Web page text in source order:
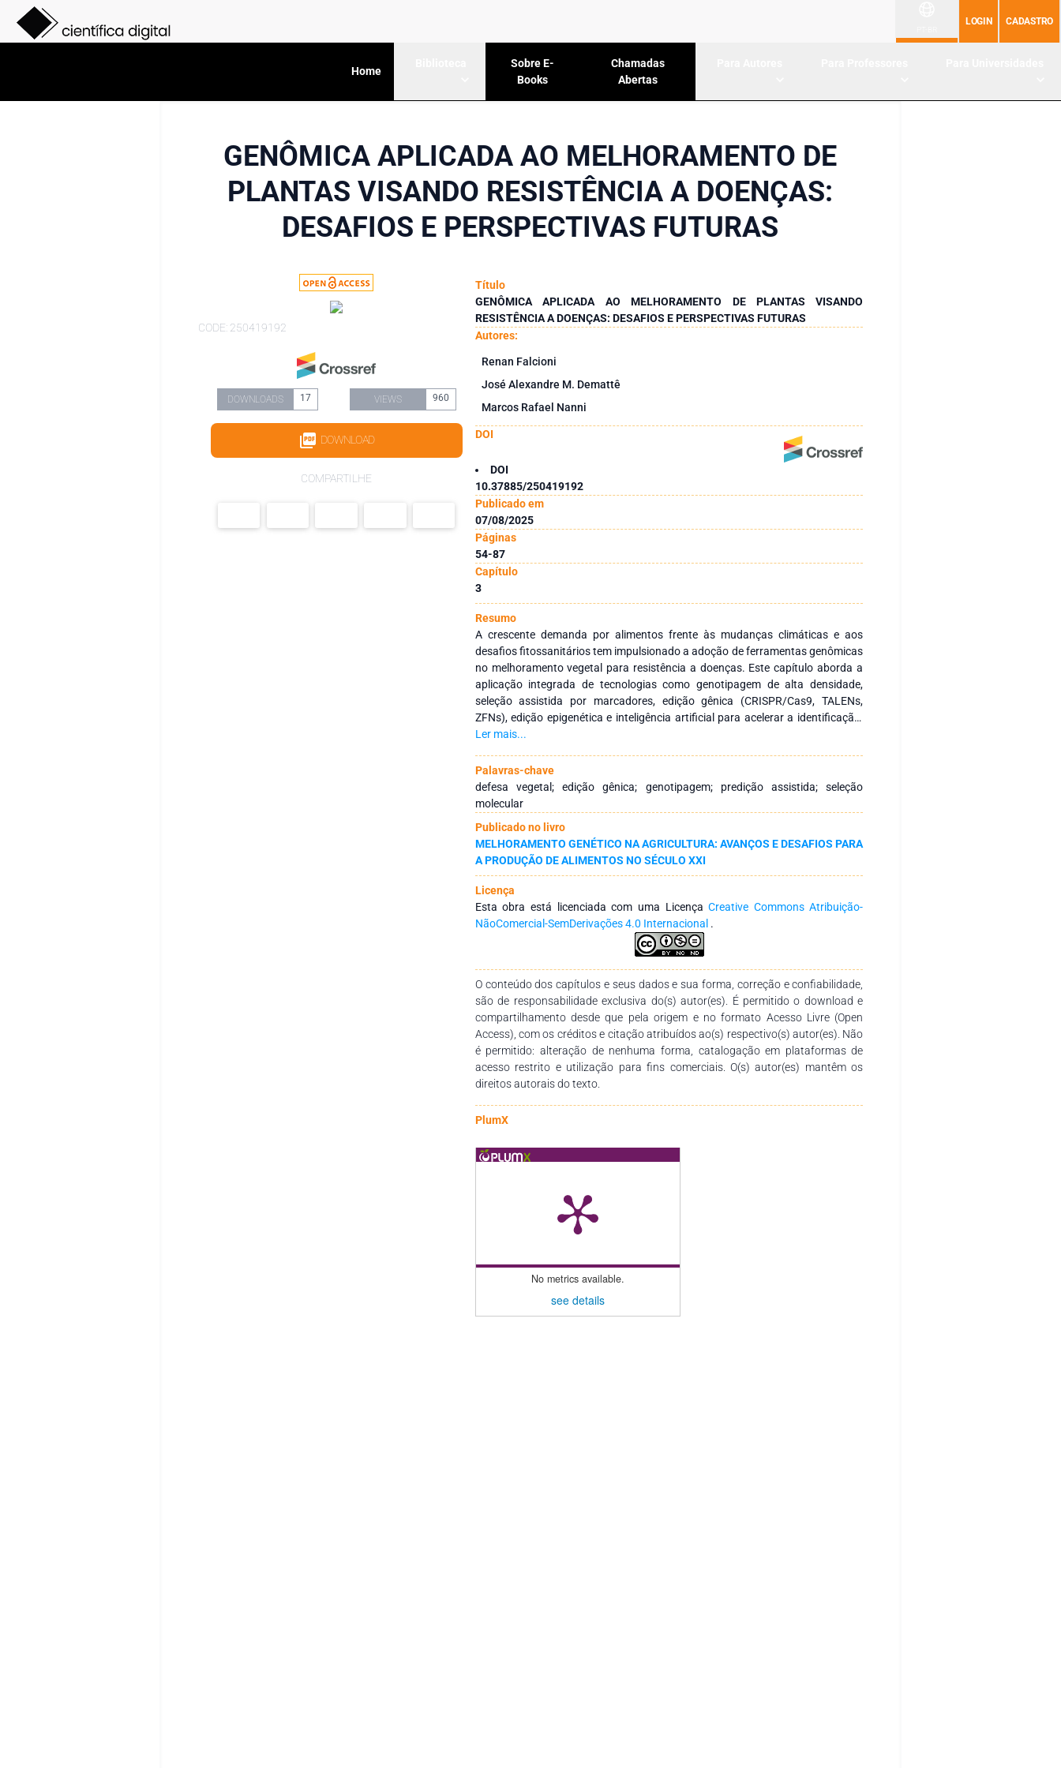
LOGIN CADASTRO
Home
Sobre E-
Books
Chamadas
Abertas
GENÔMICA APLICADA AO MELHORAMENTO DE
PLANTAS VISANDO RESISTÊNCIA A DOENÇAS:
DESAFIOS E PERSPECTIVAS FUTURAS
CODE: 250419192
DOWNLOADS 17 VIEWS 960
DOWNLOAD
COMPARTILHE
Título
GENÔMICA APLICADA AO MELHORAMENTO DE PLANTAS VISANDO
RESISTÊNCIA A DOENÇAS: DESAFIOS E PERSPECTIVAS FUTURAS
Autores:
Renan Falcioni
José Alexandre M. Demattê
Marcos Rafael Nanni
DOI
DOI
10.37885/250419192
Publicado em
07/08/2025
Páginas
54-87
Capítulo
3
Resumo
A crescente demanda por alimentos frente às mudanças climáticas e aos
desafios fitossanitários tem impulsionado a adoção de ferramentas genômicas
no melhoramento vegetal para resistência a doenças. Este capítulo aborda a
aplicação integrada de tecnologias como genotipagem de alta densidade,
seleção assistida por marcadores, edição gênica (CRISPR/Cas9, TALENs,
ZFNs), edição epigenética e inteligência artificial para acelerar a identificação,
validação e empilhamento de genes de resistência. São explorados os
estrutural, funcional e comparativa, bem como os avanços no controle de
fungos, vírus, nematoides, insetos-praga e plantas daninhas em espécies como
arroz, milho, tomate e batata. A análise comparativa de dados genômicos,
associada à modelagem preditiva, permite o desenvolvimento de cultivares
resilientes, adaptadas a diferentes ambientes e menos dependentes de
insumos químicos.
Ler mais...
Palavras-chave
defesa vegetal; edição gênica; genotipagem; predição assistida; seleção
molecular
Publicado no livro
MELHORAMENTO GENÉTICO NA AGRICULTURA: AVANÇOS E DESAFIOS PARA
A PRODUÇÃO DE ALIMENTOS NO SÉCULO XXI
Licença
Esta obra está licenciada com uma LicençaCreative Commons Atribuição-
NãoComercial-SemDerivações 4.0 Internacional .
O conteúdo dos capítulos e seus dados e sua forma, correção e confiabilidade,
são de responsabilidade exclusiva do(s) autor(es). É permitido o download e
compartilhamento desde que pela origem e no formato Acesso Livre (Open
Access), com os créditos e citação atribuídos ao(s) respectivo(s) autor(es). Não
é permitido: alteração de nenhuma forma, catalogação em plataformas de
acesso restrito e utilização para fins comerciais. O(s) autor(es) mantêm os
direitos autorais do texto.
PlumX
No metrics available.
see details